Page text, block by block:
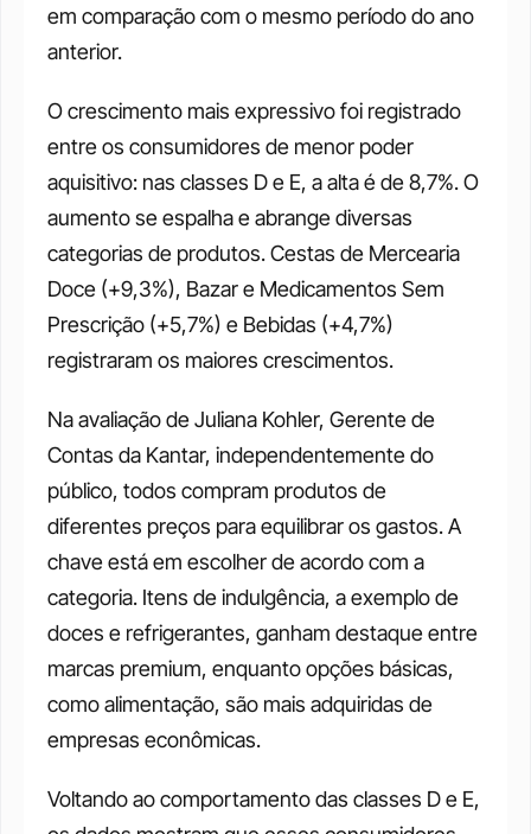
em comparação com o mesmo período do ano
anterior.
O crescimento mais expressivo foi registrado
entre os consumidores de menor poder
aquisitivo: nas classes D e E, a alta é de 8,7%. O
aumento se espalha e abrange diversas
categorias de produtos. Cestas de Mercearia
Doce (+9,3%), Bazar e Medicamentos Sem
Prescrição (+5,7%) e Bebidas (+4,7%)
registraram os maiores crescimentos.
Na avaliação de Juliana Kohler, Gerente de
Contas da Kantar, independentemente do
público, todos compram produtos de
diferentes preços para equilibrar os gastos. A
chave está em escolher de acordo com a
categoria. Itens de indulgência, a exemplo de
doces e refrigerantes, ganham destaque entre
marcas premium, enquanto opções básicas,
como alimentação, são mais adquiridas de
empresas econômicas.
Voltando ao comportamento das classes D e E,